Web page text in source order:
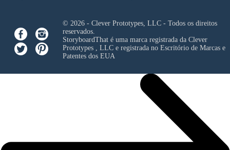
© 2026 - Clever Prototypes, LLC - Todos os direitos
reservados.
StoryboardThat é uma marca registrada da Clever
Prototypes , LLCe registrada no Escritório de Marcas e
Patentes dos EUA